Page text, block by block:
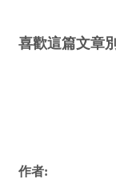
喜歡這篇文章
作者: